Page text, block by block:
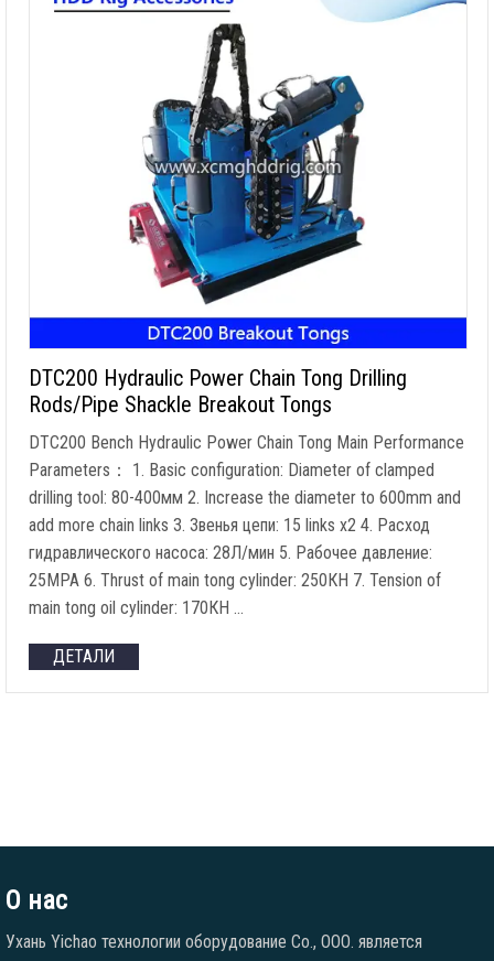
DTC200 Hydraulic Power Chain Tong Drilling
Rods/Pipe Shackle Breakout Tongs
DTC200 Bench Hydraulic Power Chain Tong Main Performance
Parameters ： 1. Basic configuration: Diameter of clamped
drilling tool: 80-400мм 2. Increase the diameter to 600mm and
add more chain links 3. Звенья цепи: 15 links x2 4. Расход
гидравлического насоса: 28Л/мин 5. Рабочее давление:
25MPA 6. Thrust of main tong cylinder: 250КН 7. Tension of
main tong oil cylinder: 170КН …
ДЕТАЛИ
О нас
Ухань Yichao технологии оборудование Co., ООО. является